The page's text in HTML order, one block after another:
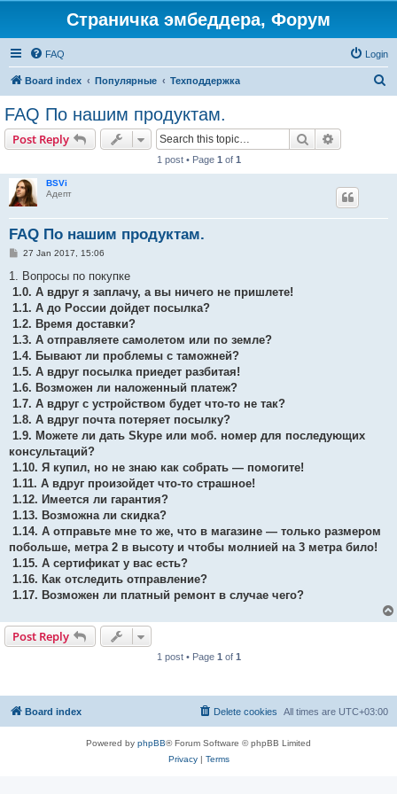
Страничка эмбеддера, Форум
FAQ Login
Board index Популярные Техподдержка
FAQ По нашим продуктам.
Post Reply Search
1 post • Page 1 of 1
BSVi
Адепт
FAQ По нашим продуктам.
P
s
27 Jan 2017, 15:06
1. Вопросы по покупке
1.0. А вдруг я заплачу, а вы ничего не пришлете!
1.1. А до России дойдет посылка?
1.2. Время доставки?
1.3. А отправляете самолетом или по земле?
1.4. Бывают ли проблемы с таможней?
1.5. А вдруг посылка приедет разбитая!
1.6. Возможен ли наложенный платеж?
1.7. А вдруг с устройством будет что-то не так?
1.8. А вдруг почта потеряет посылку?
1.9. Можете ли дать Skype или моб. номер для последующих
консультаций?
1.10. Я купил, но не знаю как собрать — помогите!
1.11. А вдруг произойдет что-то страшное!
1.12. Имеется ли гарантия?
1.13. Возможна ли скидка?
1.14. А отправьте мне то же, что в магазине — только размером
побольше, метра 2 в высоту и чтобы молнией на 3 метра било!
1.15. А сертификат у вас есть?
1.16. Как отследить отправление?
1.17. Возможен ли платный ремонт в случае чего?
Post Reply
1 post • Page 1 of 1
Board index All times are UTC+03:00
Delete cookies
Powered by phpBB® Forum Software © phpBB Limited
Privacy| Terms